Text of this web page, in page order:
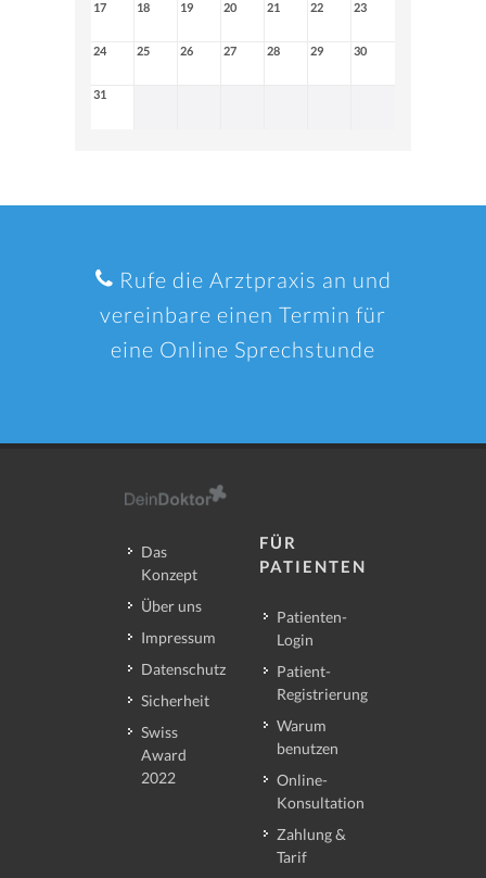
17 18 19 20 21 22 23
24 25 26 27 28 29 30
31
Rufe die Arztpraxis an und
vereinbare einen Termin für
eine Online Sprechstunde
Das
Konzept
Über uns
Impressum
Datenschutz
Sicherheit
Swiss
Award
2022
FÜR
PATIENTEN
Patienten-
Login
Patient-
Registrierung
Warum
benutzen
Online-
Konsultation
Zahlung &
Tarif